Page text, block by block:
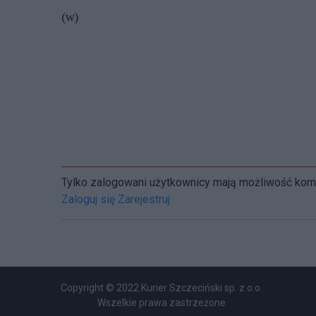
(w)
Tylko zalogowani użytkownicy mają możliwość
Zaloguj się Zarejestruj
Copyright © 2022 Kurier Szczeciński sp. z o.o.
Wszelkie prawa zastrzeżone